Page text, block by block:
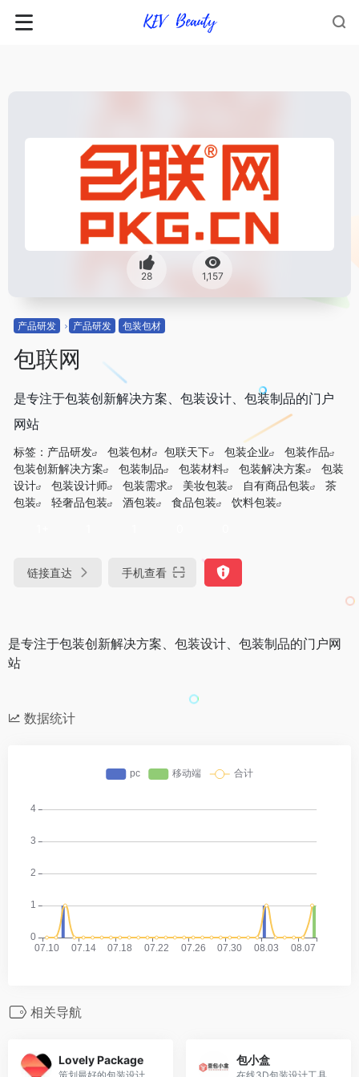
28 1,157
产品研发 产品研发 包装包材
包联网
是专注于包装创新解决方案、包装设计、包装制品的门户
网站
标签： 产品研发 包装包材 包联天下 包装企业
包装作品
包装创新解决方案
包装制品 包装材料 包装解决方案
包装
设计
包装设计师 包装需求 美妆包装 自有商品包装
茶
包装
轻奢品包装 酒包装 食品包装
饮料包装
链接直达 手机查看
是专注于包装创新解决方案、包装设计、包装制品的门户网
站
数据统计
相关导航
Lovely Package 包小盒